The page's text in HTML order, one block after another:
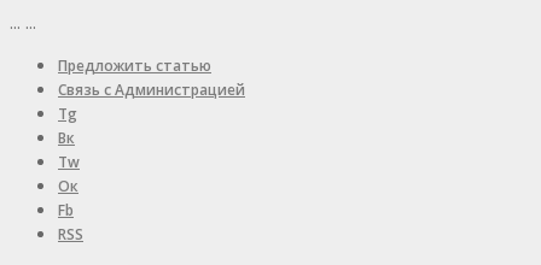
... ...
Предложить статью
Связь с Администрацией
Tg
Вк
Tw
Ок
Fb
RSS